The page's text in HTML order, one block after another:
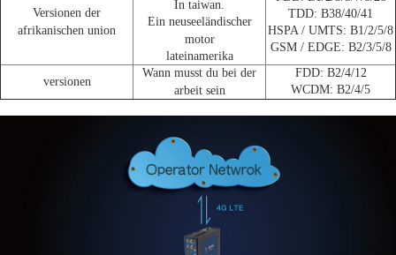
Versionen der
afrikanischen union
In taiwan.
Ein neuseeländischer
motor
lateinamerika
TDD: B38/40/41
HSPA / UMTS: B1/2/5/8
GSM / EDGE: B2/3/5/8
versionen
Wann musst du bei der
arbeit sein
FDD: B2/4/12
WCDM: B2/4/5